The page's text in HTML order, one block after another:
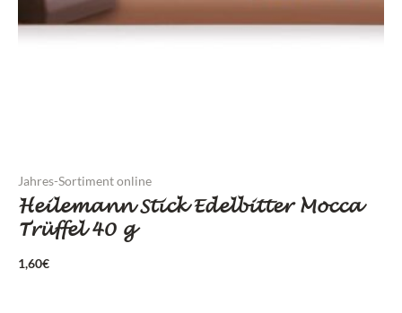
Jahres-Sortiment online
Heilemann Stick Edelbitter Mocca
Trüffel 40 g
1,60€